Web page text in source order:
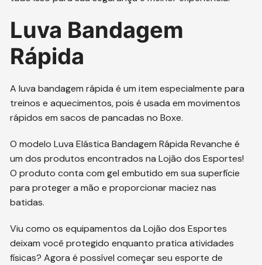
Luva Bandagem
Rápida
A luva bandagem rápida é um item especialmente para
treinos e aquecimentos, pois é usada em movimentos
rápidos em sacos de pancadas no Boxe.
O modelo Luva Elástica Bandagem Rápida Revanche é
um dos produtos encontrados na Lojão dos Esportes!
O produto conta com gel embutido em sua superfície
para proteger a mão e proporcionar maciez nas
batidas.
Viu como os equipamentos da Lojão dos Esportes
deixam você protegido enquanto pratica atividades
físicas? Agora é possível começar seu esporte de